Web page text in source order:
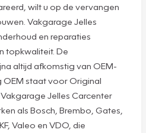
wilt u op de vervangen
Vakgarage Jelles
en reparaties
topkwaliteit. De
altijd afkomstig van OEM-
OEM staat voor Original
Jelles Carcenter
als Bosch, Brembo, Gates,
Valeo en VDO, die